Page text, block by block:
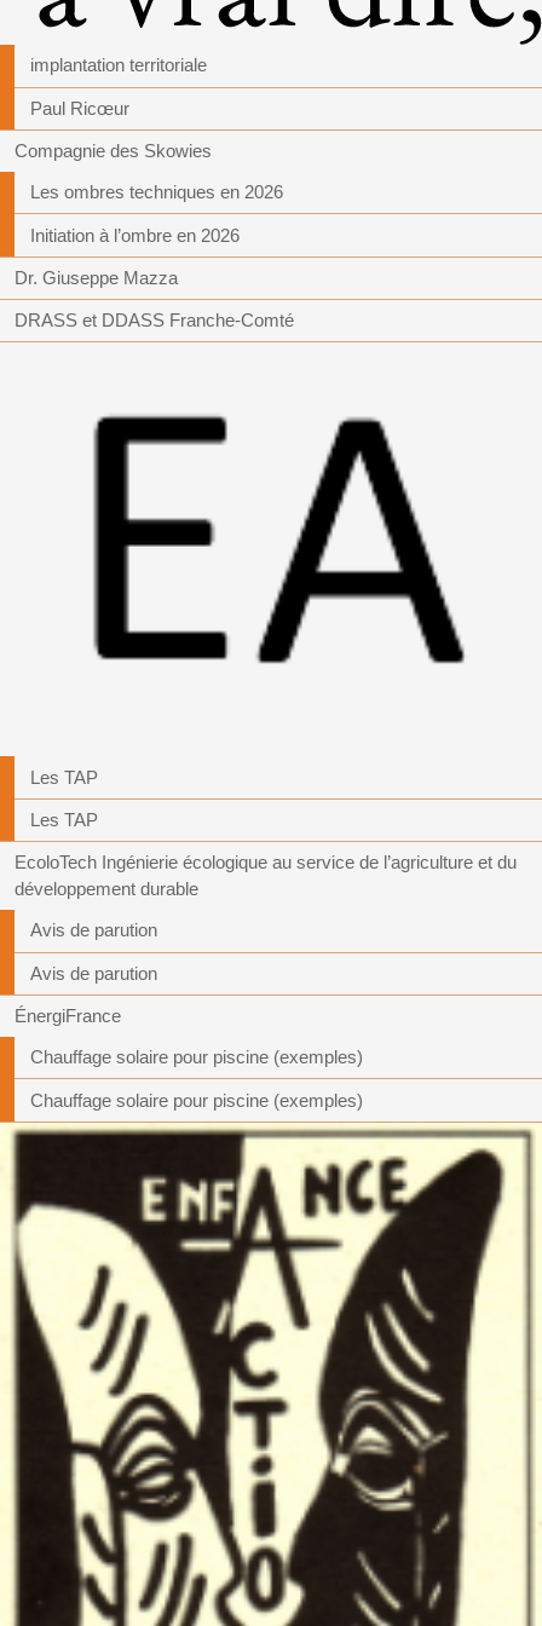
implantation territoriale
Paul Ricœur
Compagnie des Skowies
Les ombres techniques en 2026
Initiation à l’ombre en 2026
Dr. Giuseppe Mazza
DRASS et DDASS Franche-Comté
Les TAP
Les TAP
EcoloTech Ingénierie écologique au service de l’agriculture et du
développement durable
Avis de parution
Avis de parution
ÉnergiFrance
Chauffage solaire pour piscine (exemples)
Chauffage solaire pour piscine (exemples)